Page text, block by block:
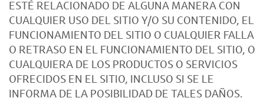
ESTÉ RELACIONADO DE ALGUNA MANERA CON
CUALQUIER USO DEL SITIO Y/O SU CONTENIDO, EL
FUNCIONAMIENTO DEL SITIO O CUALQUIER FALLA
O RETRASO EN EL FUNCIONAMIENTO DEL SITIO, O
CUALQUIERA DE LOS PRODUCTOS O SERVICIOS
OFRECIDOS EN EL SITIO, INCLUSO SI SE LE
INFORMA DE LA POSIBILIDAD DE TALES DAÑOS.